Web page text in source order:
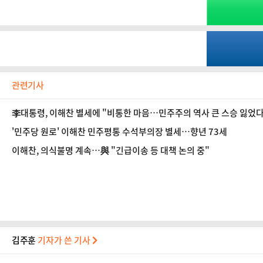
관련기사
李대통령, 이해찬 별세에 "비통한 마음…민주주의 역사 큰 스승 잃었
'민주당 원로' 이해찬 민주평통 수석부의장 별세…향년 73세
이해찬, 의식불명 계속…與 "긴급이송 등 대책 논의 중"
김주훈 기자가 쓴 기사